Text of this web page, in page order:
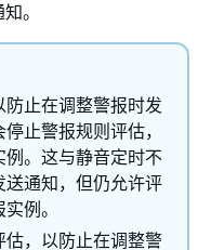
。
止在调整警报时发
止警报规则评估，
。这与静音定时不
送通知，但仍允许评
例。
，以防止在调整警